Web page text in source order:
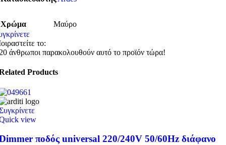
Χρώμα
Μαύρο
το:
άνθρωποι παρακολουθούν αυτό το προϊόν τώρα!
Products
view
ποδός universal 220/240V 50/60Hz διάφανο